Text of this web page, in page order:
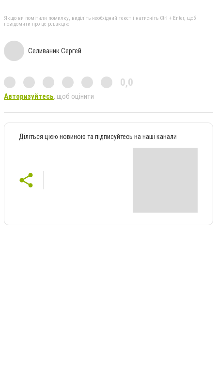
Якщо ви помітили помилку, виділіть необхідний текст і натисніть Ctrl + Enter, щоб
повідомити про це редакцію
Селиваник Сергей
0,0
Авторизуйтесь, щоб оцінити
Діліться цією новиною та підписуйтесь на наші канали